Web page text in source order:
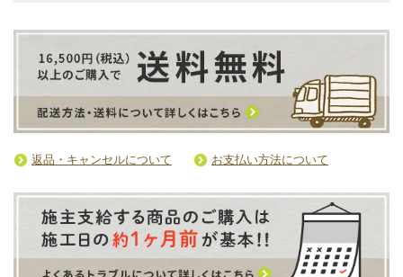
返品・キャンセルについて お支払い方法について